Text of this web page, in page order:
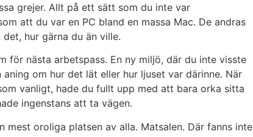
grejer. Allt på ett sätt som du inte var
att du var en PC bland en massa Mac. De andras
hur gärna du än ville.
för nästa arbetspass. En ny miljö, där du inte visste
om hur det lät eller hur ljuset var därinne. När
vanligt, hade du fullt upp med att bara orka sitta
ingenstans att ta vägen.
oroliga platsen av alla. Matsalen. Där fanns inte